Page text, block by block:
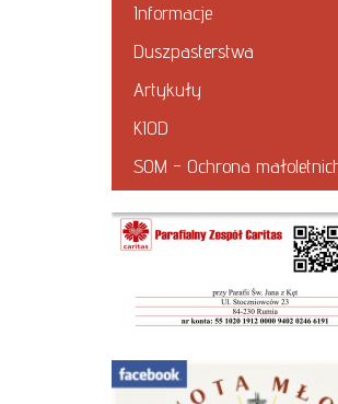
Informacje
Duszpasterstwa
Artykuły
KIOD
SOM - Ochrona